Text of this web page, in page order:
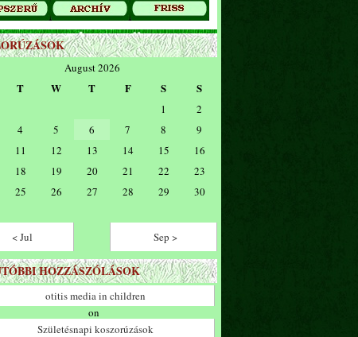
August 2026
T W T F S S
1
2
4 5 6 7 8
9
11 12 13 14 15
16
18 19 20 21 22
23
25 26 27 28 29
30
< Jul
Sep >
HOZZÁSZÓLÁSOK
otitis media in children
on
Születésnapi koszorúzások